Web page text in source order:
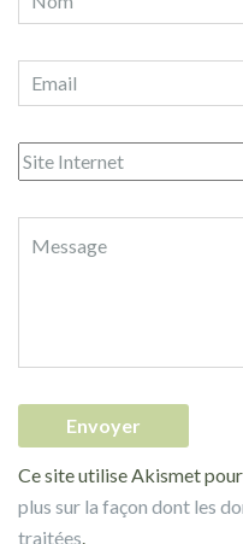
Ce site utilise Akismet
plus sur la façon dont les
traitées